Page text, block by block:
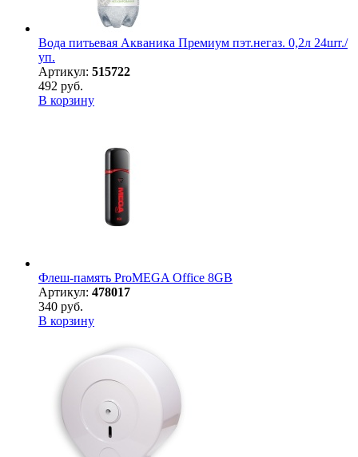
Вода питьевая Акваника Премиум пэт.негаз. 0,2л 24шт./
уп.
Артикул: 515722
492 руб.
В корзину
Флеш-память ProMEGA Office 8GB
Артикул: 478017
340 руб.
В корзину